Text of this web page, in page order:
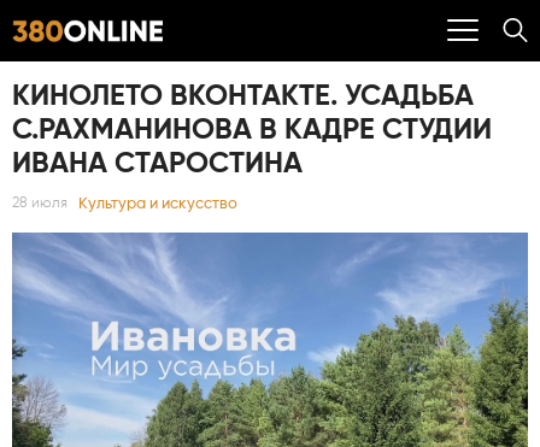
КИНОЛЕТО ВКОНТАКТЕ. УСАДЬБА
С.РАХМАНИНОВА В КАДРЕ СТУДИИ
ИВАНА СТАРОСТИНА
28 июля Культура и искусство